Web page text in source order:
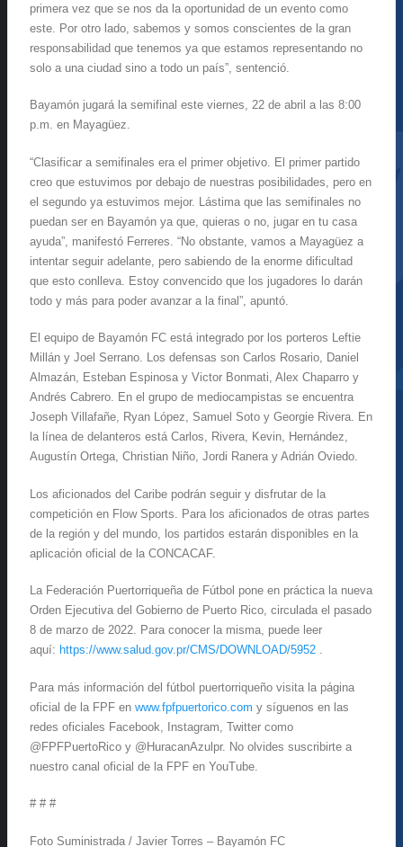
primera vez que se nos da la oportunidad de un evento como
este. Por otro lado, sabemos y somos conscientes de la gran
responsabilidad que tenemos ya que estamos representando no
solo a una ciudad sino a todo un país”, sentenció.
Bayamón jugará la semifinal este viernes, 22 de abril a las 8:00
p.m. en Mayagüez.
“Clasificar a semifinales era el primer objetivo. El primer partido
creo que estuvimos por debajo de nuestras posibilidades, pero en
el segundo ya estuvimos mejor. Lástima que las semifinales no
puedan ser en Bayamón ya que, quieras o no, jugar en tu casa
ayuda”, manifestó Ferreres. “No obstante, vamos a Mayagüez a
intentar seguir adelante, pero sabiendo de la enorme dificultad
que esto conlleva. Estoy convencido que los jugadores lo darán
todo y más para poder avanzar a la final”, apuntó.
El equipo de Bayamón FC está integrado por los porteros Leftie
Millán y Joel Serrano. Los defensas son Carlos Rosario, Daniel
Almazán, Esteban Espinosa y Victor Bonmati, Alex Chaparro y
Andrés Cabrero. En el grupo de mediocampistas se encuentra
Joseph Villafañe, Ryan López, Samuel Soto y Georgie Rivera. En
la línea de delanteros está Carlos, Rivera, Kevin, Hernández,
Augustín Ortega, Christian Niño, Jordi Ranera y Adrián Oviedo.
Los aficionados del Caribe podrán seguir y disfrutar de la
competición en Flow Sports. Para los aficionados de otras partes
de la región y del mundo, los partidos estarán disponibles en la
aplicación oficial de la CONCACAF.
La Federación Puertorriqueña de Fútbol pone en práctica la nueva
Orden Ejecutiva del Gobierno de Puerto Rico, circulada el pasado
8 de marzo de 2022. Para conocer la misma, puede leer
aquí: https://www.salud.gov.pr/CMS/DOWNLOAD/5952 .
Para más información del fútbol puertorriqueño visita la página
oficial de la FPF en www.fpfpuertorico.com y síguenos en las
redes oficiales Facebook, Instagram, Twitter como
@FPFPuertoRico y @HuracanAzulpr. No olvides suscribirte a
nuestro canal oficial de la FPF en YouTube.
# # #
Foto Suministrada / Javier Torres – Bayamón FC